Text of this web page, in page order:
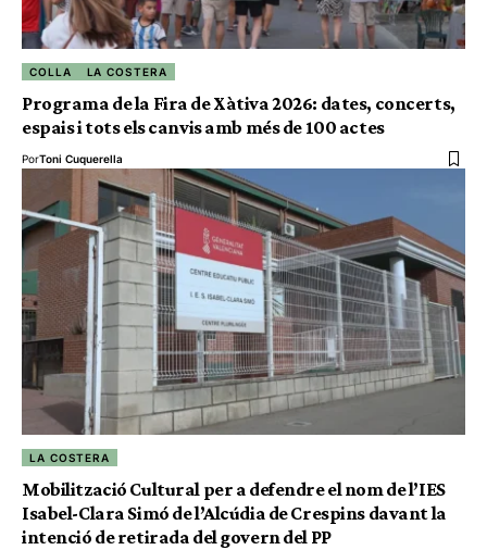
COLLA LA COSTERA
Programa de la Fira de Xàtiva 2026: dates, concerts,
espais i tots els canvis amb més de 100 actes
PorToni Cuquerella
LA COSTERA
Mobilització Cultural per a defendre el nom de l’IES
Isabel-Clara Simó de l’Alcúdia de Crespins davant la
intenció de retirada del govern del PP